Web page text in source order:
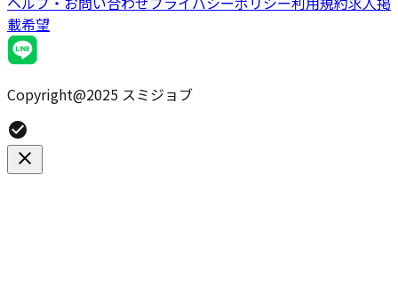
載希望
Copyright@2025 スミジョブ